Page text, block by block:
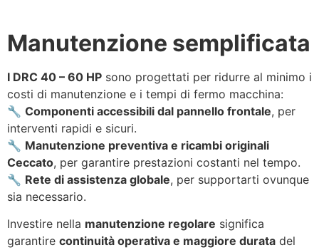
Manutenzione semplificata
I DRC 40 – 60 HP sono progettati per ridurre al minimo i
costi di manutenzione e i tempi di fermo macchina:
🔧 Componenti accessibili dal pannello frontale, per
interventi rapidi e sicuri.
🔧 Manutenzione preventiva e ricambi originali
Ceccato, per garantire prestazioni costanti nel tempo.
🔧 Rete di assistenza globale, per supportarti ovunque
sia necessario.
Investire nella manutenzione regolare significa
garantire continuità operativa e maggiore durata del